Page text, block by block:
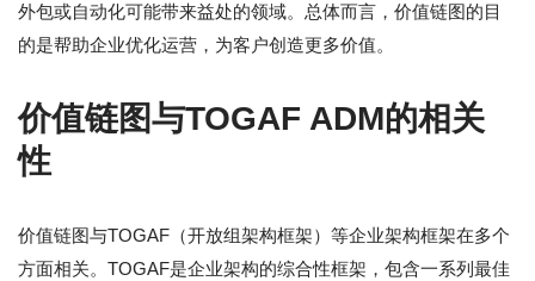
外包或自动化可能带来益处的领域。总体而言，价值链图的目
的是帮助企业优化运营，为客户创造更多价值。
价值链图与TOGAF ADM的相关
性
价值链图与TOGAF（开放组架构框架）等企业架构框架在多个
方面相关。TOGAF是企业架构的综合性框架，包含一系列最佳